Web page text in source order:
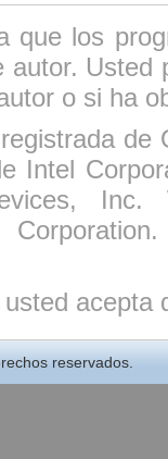
que los
autor.
o si ha
Intel
Inc.
acepta
reservados.